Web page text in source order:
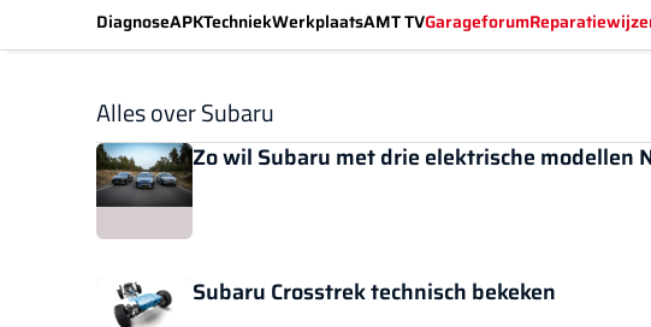
DiagnoseAPKTechniekWerkplaatsAMT TVGarageforum
Alles over Subaru
Zo wil Subaru met drie elektrische modellen
Subaru Crosstrek technisch bekeken